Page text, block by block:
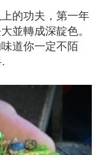
的功夫，第一年
並轉成深靛色。
道你一定不陌